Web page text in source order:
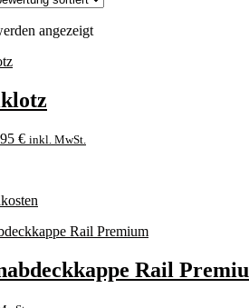
angezeigtNach
€ inkl. MwSt.
Rail